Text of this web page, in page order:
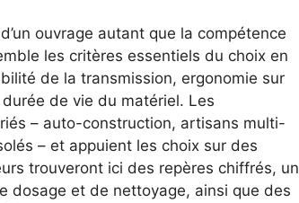
ouvrage autant que la compétence
les critères essentiels du choix en
de la transmission, ergonomie sur
de vie du matériel. Les
– auto-construction, artisans multi-
– et appuient les choix sur des
trouveront ici des repères chiffrés, un
dosage et de nettoyage, ainsi que des